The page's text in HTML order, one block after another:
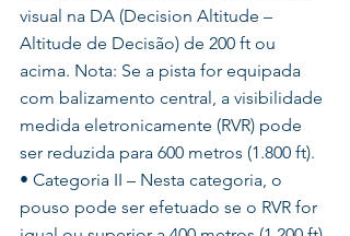
visual na DA (Decision Altitude –
Altitude de Decisão) de 200 ft ou
acima. Nota: Se a pista for equipada
com balizamento central, a visibilidade
medida eletronicamente (RVR) pode
ser reduzida para 600 metros (1.800 ft).
• Categoria II – Nesta categoria, o
pouso pode ser efetuado se o RVR for